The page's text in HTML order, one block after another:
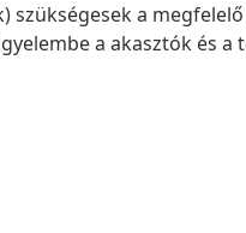
a
a akasztók és a